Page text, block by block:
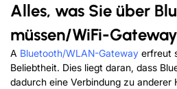
Alles, was Sie über
müssen/WiFi-Gateway
A Bluetooth/WLAN-Gateway erfreut
Beliebtheit. Dies liegt daran, dass
dadurch eine Verbindung zu anderer